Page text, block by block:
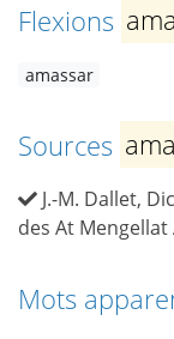
Flexions
amassar
Sources
J.-M. Dallet,
des At Mengellat
Mots